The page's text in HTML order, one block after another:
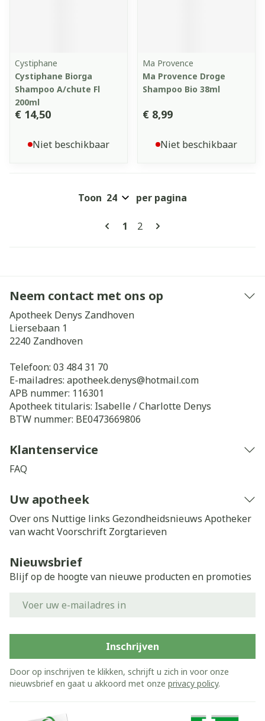
Cystiphane
Cystiphane Biorga
Shampoo A/chute Fl
200ml
€ 14,50
Niet beschikbaar
Ma Provence
Ma Provence Droge
Shampoo Bio 38ml
€ 8,99
Niet beschikbaar
Pagina's
U lees momenteel pagina
1 Pagina
2
Toon per pagina
Neem contact met ons op
Apotheek Denys Zandhoven
Liersebaan 1
2240 Zandhoven
Telefoon: 03 484 31 70
E-mailadres: apotheek.denys@hotmail.com
APB nummer: 116301
Apotheek titularis: Isabelle / Charlotte Denys
BTW nummer: BE0473669806
Klantenservice
FAQ
Uw apotheek
Over ons Nuttige links Gezondheidsnieuws Apotheker
van wachtVoorschrift Zorgtarieven
Nieuwsbrief
Blijf op de hoogte van nieuwe producten en promoties
Inschrijven
Door op inschrijven te klikken, schrijft u zich in voor onze
nieuwsbrief en gaat u akkoord met onze privacy policy.